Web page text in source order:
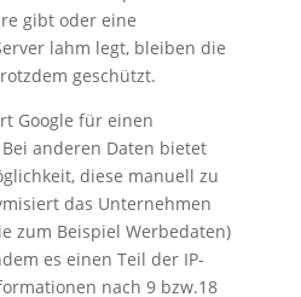
gibt oder eine
lahm legt, bleiben die
geschützt.
Google für einen
anderen Daten bietet
diese manuell zu
das Unternehmen
zum Beispiel Werbedaten)
es einen Teil der IP-
nach 9 bzw.18